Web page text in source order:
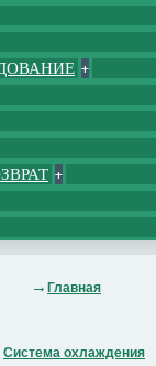
+
+
Главная
Система охлаждения